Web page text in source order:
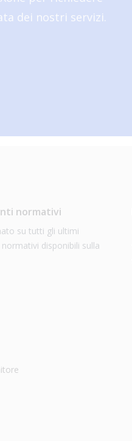
dei nostri servizi.
normativi
su tutti gli ultimi
disponibili sulla